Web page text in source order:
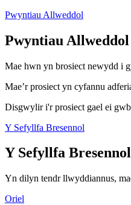
Pwyntiau Allweddol
Pwyntiau Allweddol
Mae hwn yn brosiect newydd i
Mae’r prosiect yn cyfannu
Disgwylir i'r prosiect gael ei
Y Sefyllfa Bresennol
Y Sefyllfa Bresennol
Yn dilyn tendr llwyddiannus,
Oriel